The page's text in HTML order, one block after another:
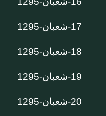
17-شعبان-1295
18-شعبان-1295
19-شعبان-1295
20-شعبان-1295